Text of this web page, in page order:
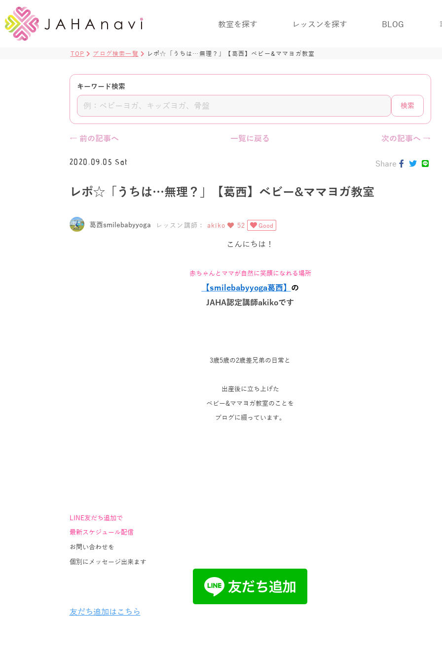
教室を探す レッスンを探す BLOG
TOP ブログ検索一覧 レポ☆「うちは…無理？」【葛西】ベビー&ママヨガ教室
キーワード検索
検索
← 前の記事へ 一覧に戻る 次の記事へ →
2020.09.05 Sat
レポ☆「うちは…無理？」【葛西】ベビー&ママヨガ教室
葛西smilebabyyoga レッスン講師： akiko 52 Good
Share
こんにちは！
赤ちゃんとママが自然に笑顔になれる場所
【smilebabyyoga葛西】 の
JAHA認定講師akikoです
3歳5歳の2歳差兄弟の日常と
出産後に立ち上げた
ベビー&ママヨガ教室のことを
ブログに綴っています。
LINE友だち追加で
最新スケジュール配信
お問い合わせを
個別にメッセージ出来ます
友だち追加はこちら